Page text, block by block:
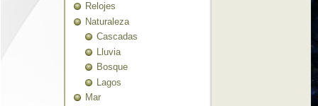
Relojes
Naturaleza
Cascadas
Lluvia
Bosque
Lagos
Mar